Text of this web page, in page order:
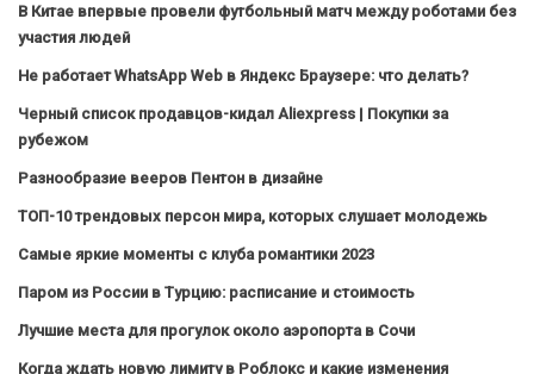
В Китае впервые провели футбольный матч между роботами без
участия людей
Не работает WhatsApp Web в Яндекс Браузере: что делать?
Черный список продавцов-кидал Aliexpress | Покупки за
рубежом
Разнообразие вееров Пентон в дизайне
ТОП-10 трендовых персон мира, которых слушает молодежь
Самые яркие моменты с клуба романтики 2023
Паром из России в Турцию: расписание и стоимость
Лучшие места для прогулок около аэропорта в Сочи
Когда ждать новую лимиту в Роблокс и какие изменения